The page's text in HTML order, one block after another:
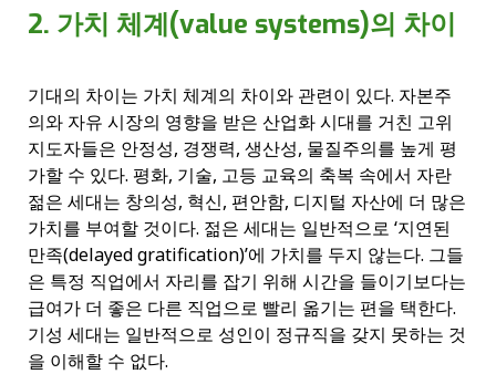
2. 가치 체계(value systems)의 차이
기대의 차이는 가치 체계의 차이와 관련이 있다. 자본주
의와 자유 시장의 영향을 받은 산업화 시대를 거친 고위
지도자들은 안정성, 경쟁력, 생산성, 물질주의를 높게 평
가할 수 있다. 평화, 기술, 고등 교육의 축복 속에서 자란
젊은 세대는 창의성, 혁신, 편안함, 디지털 자산에 더 많은
가치를 부여할 것이다. 젊은 세대는 일반적으로 ‘지연된
만족(delayed gratification)’에 가치를 두지 않는다. 그들
은 특정 직업에서 자리를 잡기 위해 시간을 들이기보다는
급여가 더 좋은 다른 직업으로 빨리 옮기는 편을 택한다.
기성 세대는 일반적으로 성인이 정규직을 갖지 못하는 것
을 이해할 수 없다.